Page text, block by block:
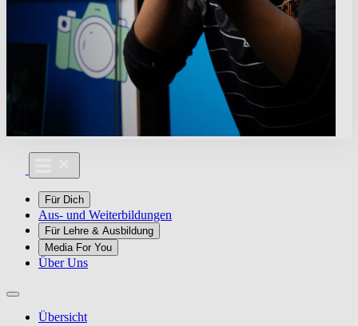
Für Dich
Aus- und Weiterbildungen
Für Lehre & Ausbildung
Media For You
Über Uns
Übersicht